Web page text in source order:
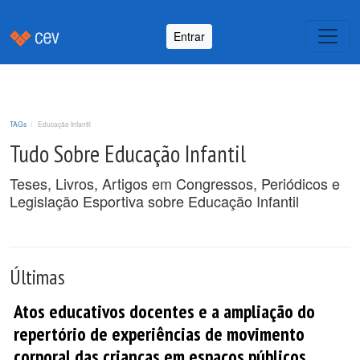
Entrar
TAGs Educação Infantil
Tudo Sobre Educação Infantil
Teses, Livros, Artigos em Congressos, Periódicos e
Legislação Esportiva sobre Educação Infantil
Últimas
Atos educativos docentes e a ampliação do
repertório de experiências de movimento